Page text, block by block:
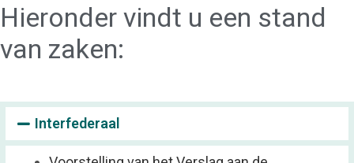
Hieronder vindt u een stand
van zaken:
Interfederaal